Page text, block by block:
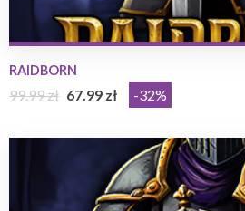
RAIDBORN
99.99 zł 67.99 zł -32%